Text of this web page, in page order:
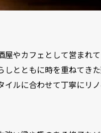
屋やカフェとして営まれ
しとともに時を重ねてき
イルに合わせて丁寧にリ